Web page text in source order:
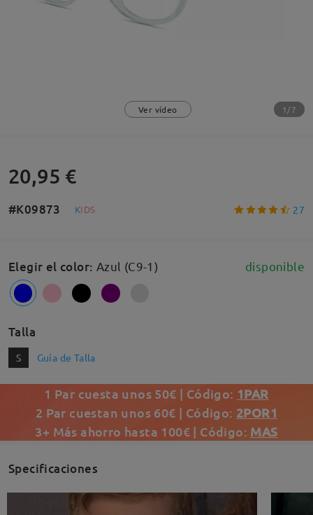
Ver vídeo 1/7
20,95 €
#K09873 KIDS 27
Elegir el color: Azul (C9-1) disponible
Talla
S Guía de Talla
1 Par cuesta unos 50€ | Código: 1PAR
2 Par cuestan unos 60€ | Código: 2POR1
3+ Más ahorro hasta 100€ | Código: MAS
Specificaciones